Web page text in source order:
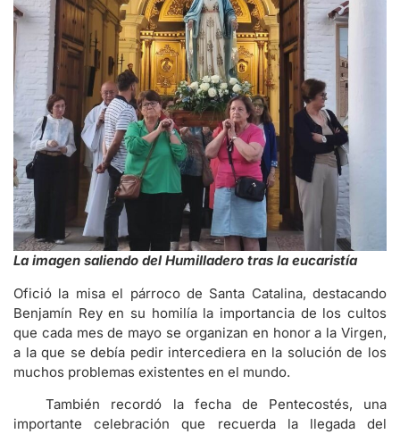
La imagen saliendo del Humilladero tras la eucaristía
Ofició la misa el párroco de Santa Catalina, destacando
Benjamín Rey en su homilía la importancia de los cultos
que cada mes de mayo se organizan en honor a la Virgen,
a la que se debía pedir intercediera en la solución de los
muchos problemas existentes en el mundo.
También recordó la fecha de Pentecostés, una
importante celebración que recuerda la llegada del